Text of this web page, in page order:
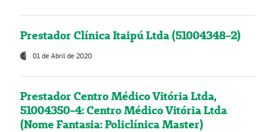
Prestador Clínica Itaipú Ltda (51004348-2)
01 de Abril de 2020
Prestador Centro Médico Vitória Ltda,
51004350-4: Centro Médico Vitória Ltda
(Nome Fantasia: Policlínica Master)